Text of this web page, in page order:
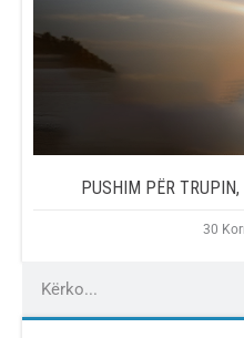
PUSHIM PËR
30